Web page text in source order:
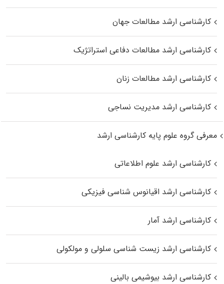
کارشناسی ارشد مطالعات جهان
کارشناسی ارشد مطالعات دفاعی استراتژیک
کارشناسی ارشد مطالعات زنان
کارشناسی ارشد مدیریت نساجی
معرفی گروه علوم پایه کارشناسی ارشد
کارشناسی ارشد علوم اطلاعاتی
کارشناسی ارشد اقیانوس‌ شناسی فیزیکی
کارشناسی ارشد آمار
کارشناسی ارشد زیست شناسی سلولی و مولکولی
کارشناسی ارشد بیوشیمی بالینی